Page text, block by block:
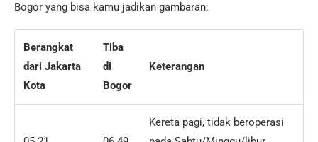
Bogor yang bisa kamu jadikan gambaran:
Berangkat
dari Jakarta
Kota
Tiba
di
Bogor
Keterangan
Kereta pagi, tidak beroperasi